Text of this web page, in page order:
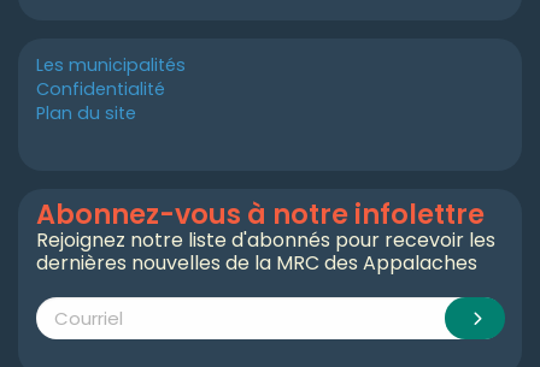
Les municipalités
Confidentialité
Plan du site
Abonnez-vous à notre infolettre
Rejoignez notre liste d'abonnés pour recevoir les
dernières nouvelles de la MRC des Appalaches